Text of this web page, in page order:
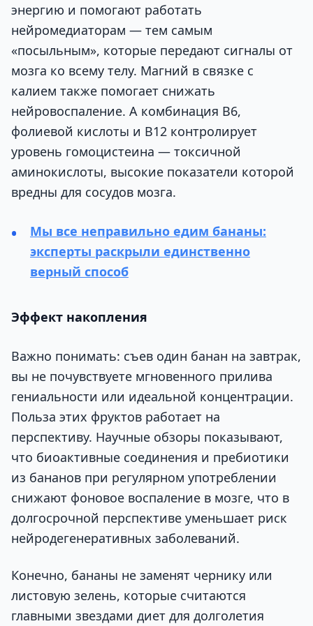
энергию и помогают работать
нейромедиаторам — тем самым
«посыльным», которые передают сигналы от
мозга ко всему телу. Магний в связке с
калием также помогает снижать
нейровоспаление. А комбинация B6,
фолиевой кислоты и B12 контролирует
уровень гомоцистеина — токсичной
аминокислоты, высокие показатели которой
вредны для сосудов мозга.
Мы все неправильно едим бананы:
эксперты раскрыли единственно
верный способ
Эффект накопления
Важно понимать: съев один банан на завтрак,
вы не почувствуете мгновенного прилива
гениальности или идеальной концентрации.
Польза этих фруктов работает на
перспективу. Научные обзоры показывают,
что биоактивные соединения и пребиотики
из бананов при регулярном употреблении
снижают фоновое воспаление в мозге, что в
долгосрочной перспективе уменьшает риск
нейродегенеративных заболеваний.
Конечно, бананы не заменят чернику или
листовую зелень, которые считаются
главными звездами диет для долголетия